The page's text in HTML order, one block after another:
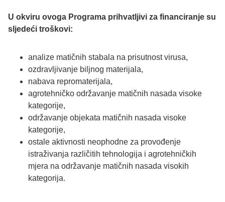
U okviru ovoga Programa prihvatljivi za financiranje su
sljedeći troškovi:
analize matičnih stabala na prisutnost virusa,
ozdravljivanje biljnog materijala,
nabava repromaterijala,
agrotehničko održavanje matičnih nasada visoke
kategorije,
održavanje objekata matičnih nasada visoke
kategorije,
ostale aktivnosti neophodne za provođenje
istraživanja različitih tehnologija i agrotehničkih
mjera na održavanje matičnih nasada visokih
kategorija.